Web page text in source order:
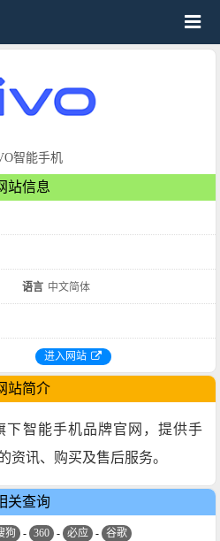
智能手机
站信息
语言 中文简体
进入网站
站简介
下智能手机品牌官网，提供手
资讯、购买及售后服务。
关查询
狗 - 360 - 必应 - 谷歌